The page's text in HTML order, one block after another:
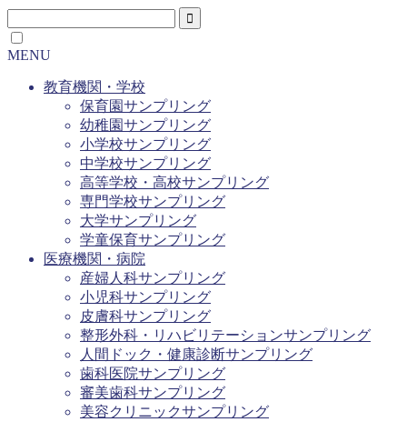
MENU
教育機関・学校
保育園サンプリング
幼稚園サンプリング
小学校サンプリング
中学校サンプリング
高等学校・高校サンプリング
専門学校サンプリング
大学サンプリング
学童保育サンプリング
医療機関・病院
産婦人科サンプリング
小児科サンプリング
皮膚科サンプリング
整形外科・リハビリテーションサンプリング
人間ドック・健康診断サンプリング
歯科医院サンプリング
審美歯科サンプリング
美容クリニックサンプリング